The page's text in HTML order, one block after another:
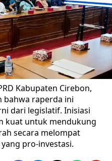
Kabupaten Cirebon,
bahwa raperda ini
dari legislatif. Inisiasi
kuat untuk mendukung
secara melompat
pro-investasi.